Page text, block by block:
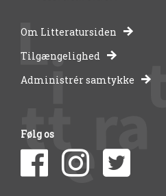
-
bibliotekernes
side
om
Om Litteratursiden
Tilgængelighed
Administrér samtykke
Følg os